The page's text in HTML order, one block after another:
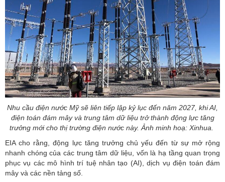
Nhu cầu điện nước Mỹ sẽ liên tiếp lập kỷ lục đến năm 2027, khi AI,
điện toán đám mây và trung tâm dữ liệu trở thành động lực tăng
trưởng mới cho thị trường điện nước này. Ảnh minh hoạ: Xinhua.
EIA cho rằng, động lực tăng trưởng chủ yếu đến từ sự mở rộng
nhanh chóng của các trung tâm dữ liệu, vốn là hạ tầng quan trọng
phục vụ các mô hìnhtrí tuệ nhân tạo (AI), dịch vụ điện toán đám
mây và các nền tảng số.